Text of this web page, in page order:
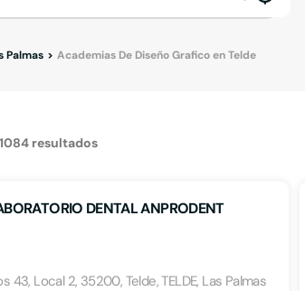
Palmas Academias De Diseño Grafico en Telde
1084 resultados
DENTAL ANPRODENT
43, Local 2, 35200, Telde, TELDE, Las Palmas